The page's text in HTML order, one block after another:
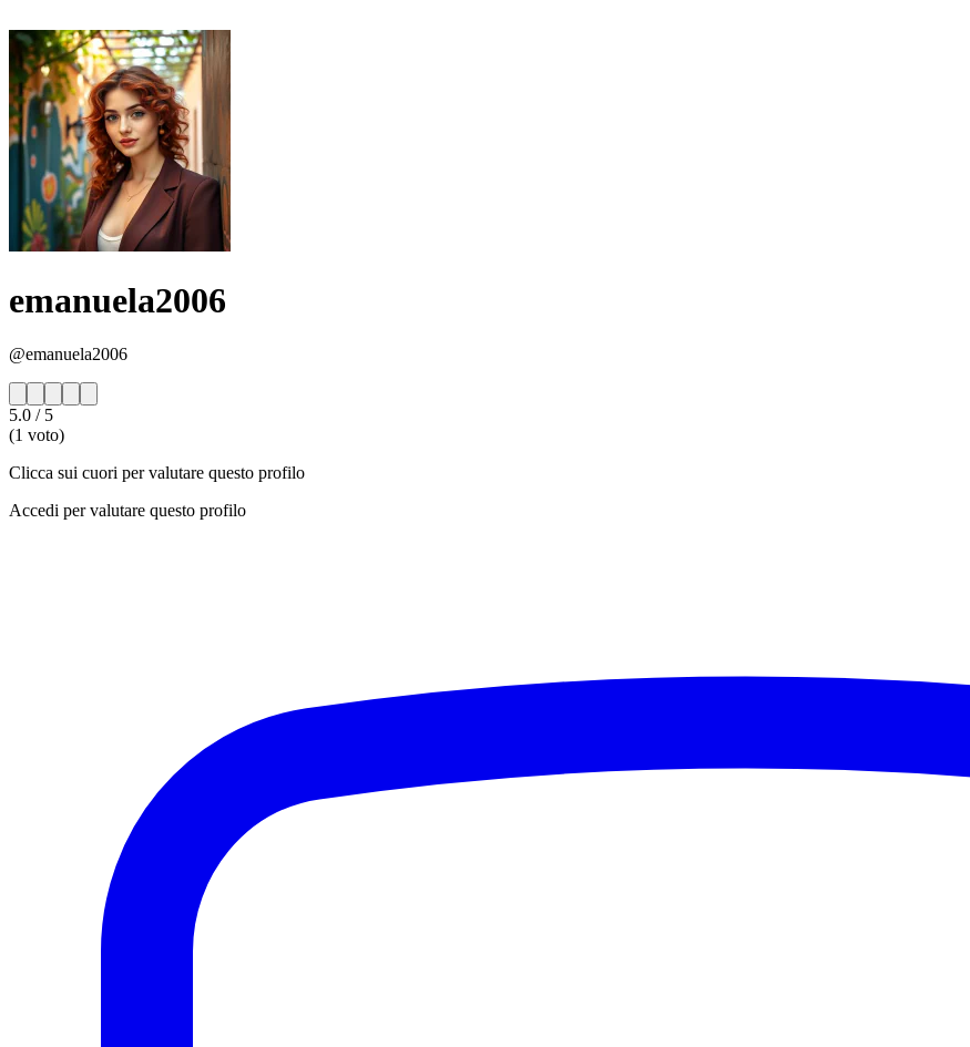
emanuela2006
@emanuela2006
5.0 / 5
(1 voto)
Clicca sui cuori per valutare questo profilo
Accedi per valutare questo profilo